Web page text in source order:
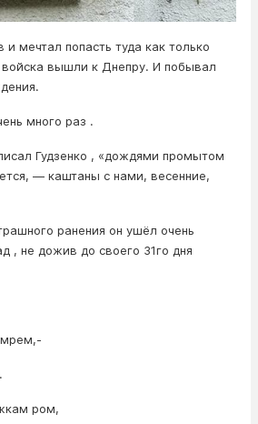
мечтал попасть туда как только
войска вышли к Днепру. И побывал
много раз .
Гудзенко , «дождями промытом
— каштаны с нами, весенние,
ранения он ушёл очень
, не дожив до своего 31го дня
ром,